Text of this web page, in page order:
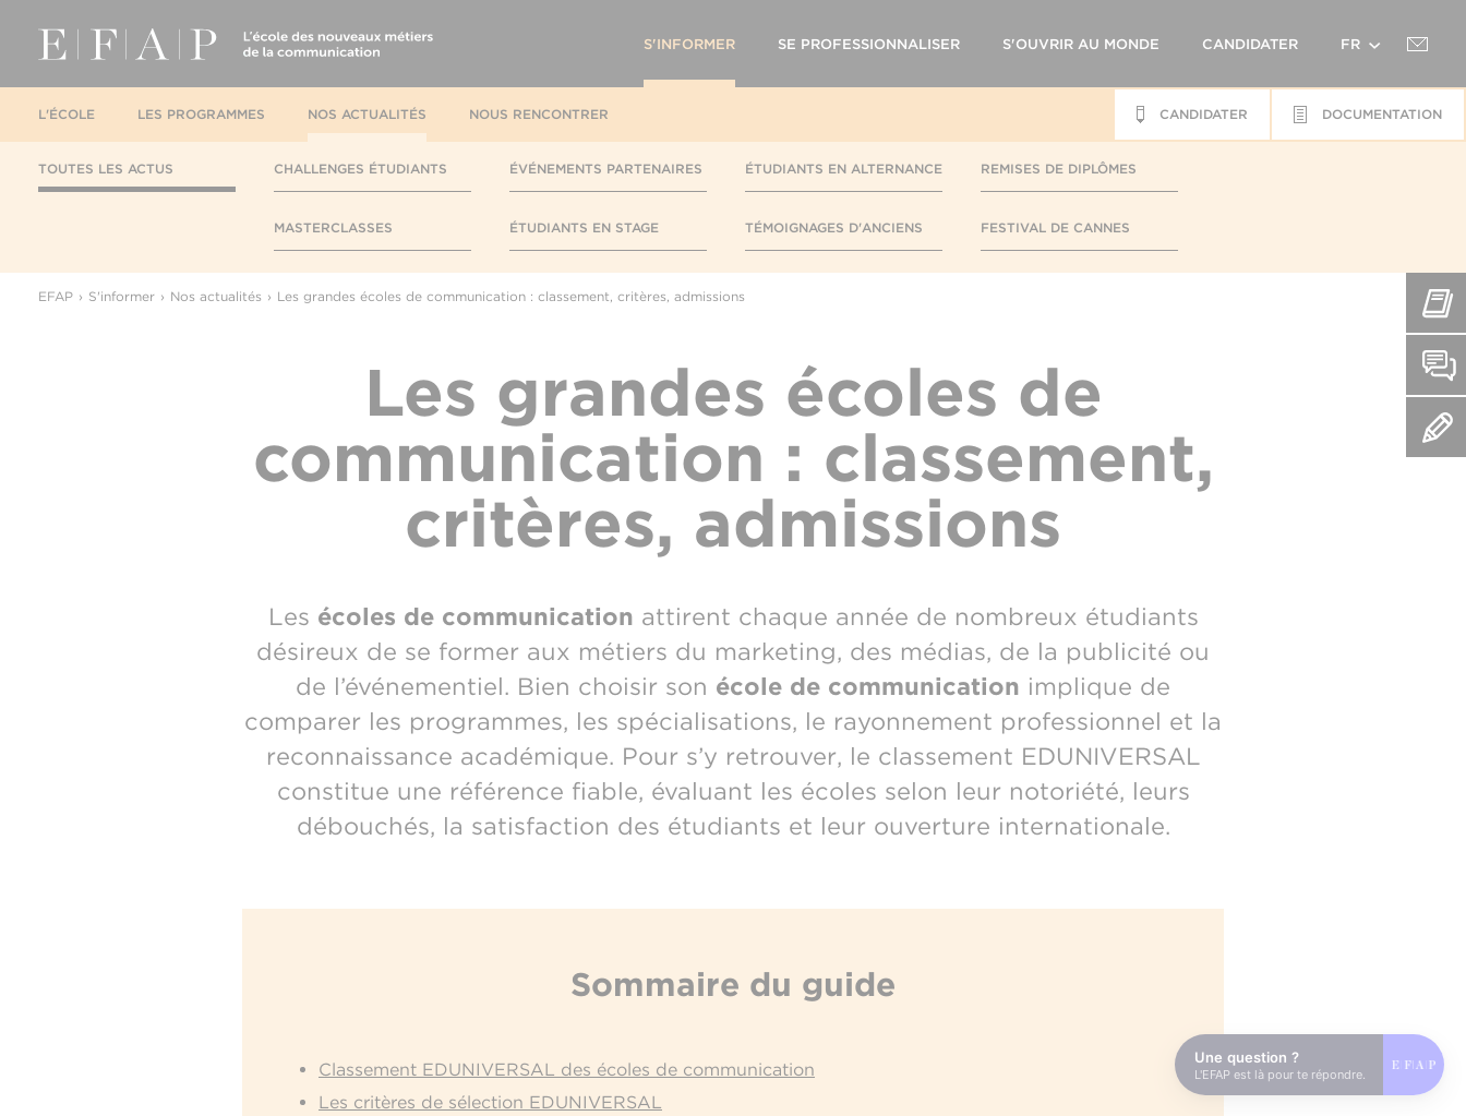
S'INFORMER SE PROFESSIONNALISER S'OUVRIR AU MONDE CANDIDATER FR
L'ÉCOLE LES PROGRAMMES NOS ACTUALITÉS NOUS RENCONTRER DOCUMENTATION
CANDIDATER
TOUTES LES ACTUS CHALLENGES ÉTUDIANTS
MASTERCLASSES
ÉVÉNEMENTS PARTENAIRES
ÉTUDIANTS EN STAGE
ÉTUDIANTS EN ALTERNANCE
TÉMOIGNAGES D'ANCIENS
REMISES DE DIPLÔMES
FESTIVAL DE CANNES
EFAP S'informer Nos actualités Les grandes écoles de communication : classement, critères, admissions
Les grandes écoles de
communication : classement,
critères, admissions
Les écoles de communication attirent chaque année de nombreux étudiants
désireux de se former aux métiers du marketing, des médias, de la publicité ou
de l’événementiel. Bien choisir son école de communication implique de
comparer les programmes, les spécialisations, le rayonnement professionnel et la
reconnaissance académique. Pour s’y retrouver, le classement EDUNIVERSAL
constitue une référence fiable, évaluant les écoles selon leur notoriété, leurs
débouchés, la satisfaction des étudiants et leur ouverture internationale.
Sommaire du guide
Classement EDUNIVERSAL des écoles de communication
Les critères de sélection EDUNIVERSAL
Une question ?
L'EFAP est là pour te répondre.